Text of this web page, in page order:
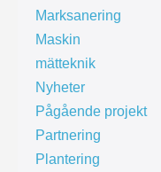
Marksanering
Maskin
mätteknik
Nyheter
Pågående projekt
Partnering
Plantering